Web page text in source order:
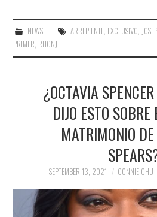
NEWS ARREPIENTE, EXCLUSIVO,
PRIMER, RHONJ
¿OCTAVIA
DIJO ESTO SOBRE
MATRIMONIO
SEPTEMBER 13, 2021 CONNIE CHU